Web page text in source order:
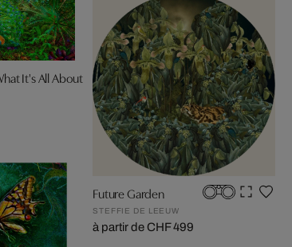
It's All About
Future Garden
STEFFIE DE LEEUW
à partir de CHF 499